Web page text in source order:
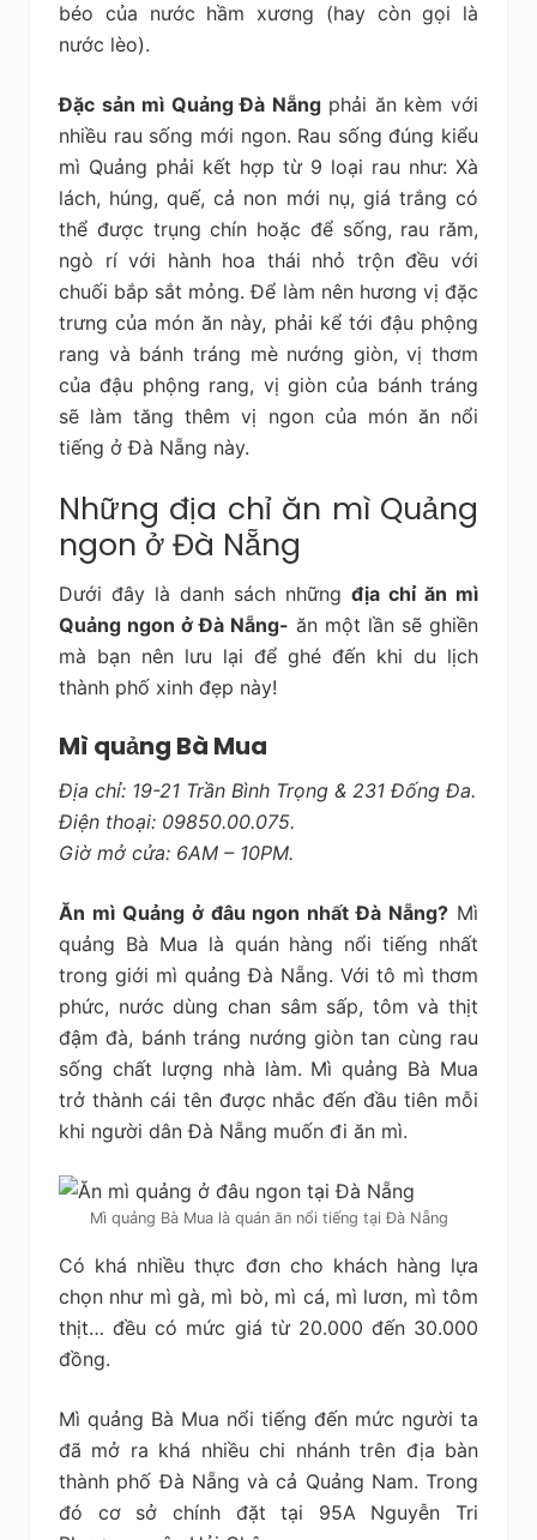
béo của nước hầm xương (hay còn gọi là
nước lèo).
Đặc sản mì Quảng Đà Nẵngphải ăn kèm với
nhiều rau sống mới ngon. Rau sống đúng kiểu
mì Quảng phải kết hợp từ 9 loại rau như: Xà
lách, húng, quế, cả non mới nụ, giá trắng có
thể được trụng chín hoặc để sống, rau răm,
ngò rí với hành hoa thái nhỏ trộn đều với
chuối bắp sắt mỏng. Để làm nên hương vị đặc
trưng của món ăn này, phải kể tới đậu phộng
rang và bánh tráng mè nướng giòn, vị thơm
của đậu phộng rang, vị giòn của bánh tráng
sẽ làm tăng thêm vị ngon của món ăn nổi
tiếng ở Đà Nẵng này.
Những địa chỉ ăn mì Quảng
ngon ở Đà Nẵng
Dưới đây là danh sách những địa chỉ ăn mì
Quảng ngon ở Đà Nẵng- ăn một lần sẽ ghiền
mà bạn nên lưu lại để ghé đến khi du lịch
thành phố xinh đẹp này!
Mì quảng Bà Mua
Địa chỉ: 19-21 Trần Bình Trọng & 231 Đống Đa.
Điện thoại: 09850.00.075.
Giờ mở cửa: 6AM – 10PM.
Ăn mì Quảng ở đâu ngon nhất Đà Nẵng? Mì
quảng Bà Mua là quán hàng nổi tiếng nhất
trong giới mì quảng Đà Nẵng. Với tô mì thơm
phức, nước dùng chan sâm sấp, tôm và thịt
đậm đà, bánh tráng nướng giòn tan cùng rau
sống chất lượng nhà làm. Mì quảng Bà Mua
trở thành cái tên được nhắc đến đầu tiên mỗi
khi người dân Đà Nẵng muốn đi ăn mì.
Mì quảng Bà Mua là quán ăn nổi tiếng tại Đà Nẵng
Có khá nhiều thực đơn cho khách hàng lựa
chọn như mì gà, mì bò, mì cá, mì lươn, mì tôm
thịt… đều có mức giá từ 20.000 đến 30.000
đồng.
Mì quảng Bà Mua nổi tiếng đến mức người ta
đã mở ra khá nhiều chi nhánh trên địa bàn
thành phố Đà Nẵng và cả Quảng Nam. Trong
đó cơ sở chính đặt tại 95A Nguyễn Tri